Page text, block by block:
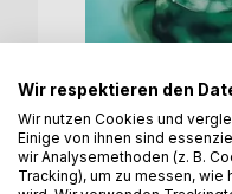
Wir respektieren den
Wir nutzen Cookies und
Einige von ihnen sind
wir Analysemethoden (z. B.
Tracking), um zu messen,